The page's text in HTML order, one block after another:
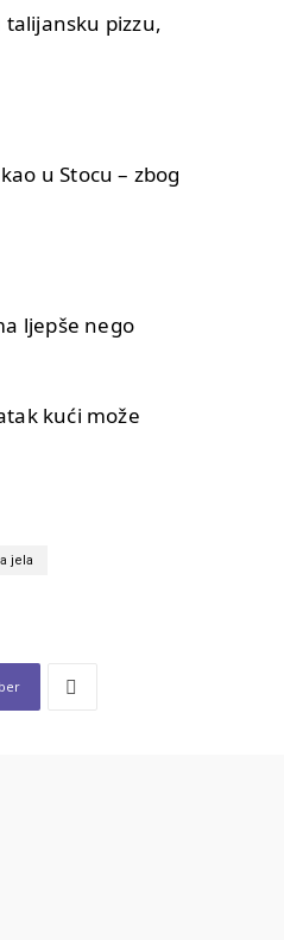
talijansku pizzu,
u Stocu – zbog
ljepše nego
kući može
jela